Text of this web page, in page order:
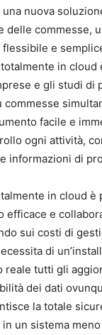
una nuova
delle commesse,
e
in cloud
e gli studi di
facile e
ogni attività,
informazioni di
in cloud è
efficace e
sui costi di
di
reale tutti gli
dei dati
la totale
un sistema